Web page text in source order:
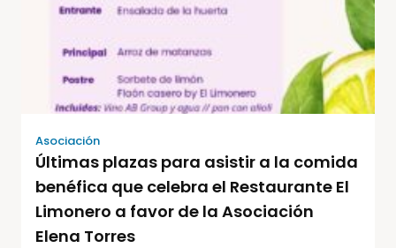
Asociación
Últimas plazas para asistir a la comida
benéfica que celebra el Restaurante El
Limonero a favor de la Asociación
Elena Torres